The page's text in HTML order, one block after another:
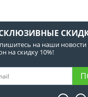
на наши новости
на скидку 10%!